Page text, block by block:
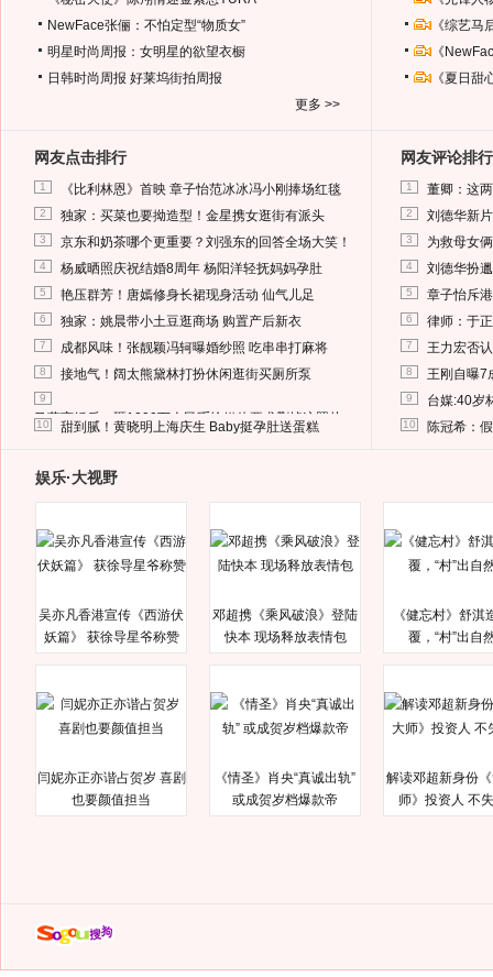
NewFace张俪：不怕定型“物质女”
明星时尚周报：女明星的欲望衣橱
日韩时尚周报 好莱坞街拍周报
更多 >>
《综艺
《
《夏日
网友点击排行
1 《比利林恩》首映 章子怡范冰冰冯小刚捧场红毯
2 独家：买菜也要拗造型！金星携女逛街有派头
3 京东和奶茶哪个更重要？刘强东的回答全场大笑！
4 杨威晒照庆祝结婚8周年 杨阳洋轻抚妈妈孕肚
5 艳压群芳！唐嫣修身长裙现身活动 仙气儿足
6 独家：姚晨带小土豆逛商场 购置产后新衣
7 成都风味！张靓颖冯轲曝婚纱照 吃串串打麻将
8 接地气！阔太熊黛林打扮休闲逛街买厕所泵
9
马蓉离婚后，砸1000万人民币给媒体要求删掉这照片
10 甜到腻！黄晓明上海庆生 Baby挺孕肚送蛋糕
网友评论排行
1 董卿：这
2 刘德华新
3 为救母女
4 刘德华扮
5 章子怡斥
6 律师：于
7 王力宏否
8 王刚自曝7
9 台媒:40岁
10 陈冠希：
娱乐·大视野
吴亦凡香港宣传《西游伏
妖篇》 获徐导星爷称赞
邓超携《乘风破浪》登陆
快本 现场释放表情包
《健忘村》舒淇
覆，“村”出自
闫妮亦正亦谐占贺岁 喜剧
也要颜值担当
《情圣》肖央“真诚出轨”
或成贺岁档爆款帝
解读邓超新身份
师》投资人 不